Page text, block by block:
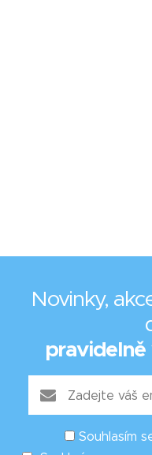
Novinky,
pravidelně
Souhlasím